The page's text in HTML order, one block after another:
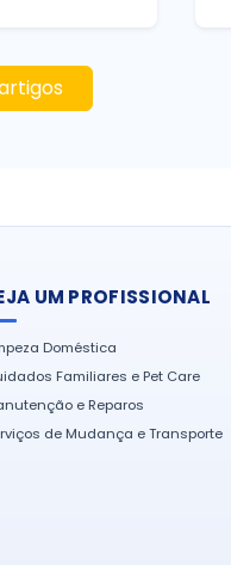
UM PROFISSIONAL
Doméstica
Familiares e Pet Care
e Reparos
de Mudança e Transporte